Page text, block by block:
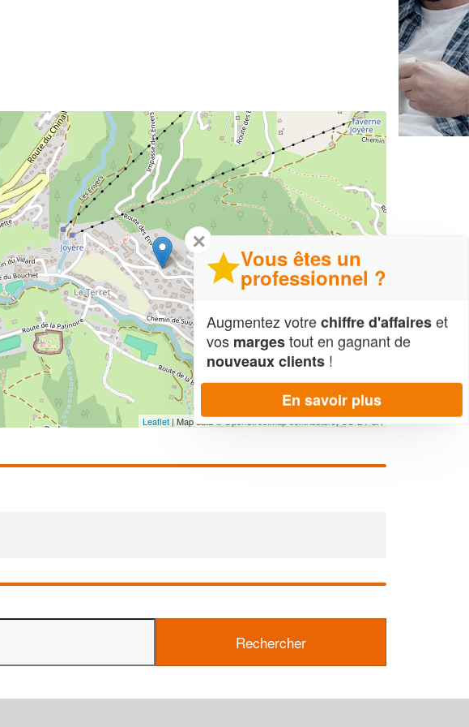
Leaflet | Map data ©OpenStreetMap contributors,CC-BY-SA
✕
Vous êtes un
professionnel ?
Augmentez votrechiffre d'affaireset
vos margestout en gagnant de
nouveaux clients !
En savoir plus